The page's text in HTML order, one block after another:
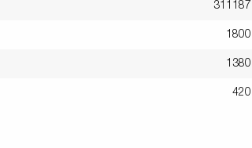
311187
1800
1380
420